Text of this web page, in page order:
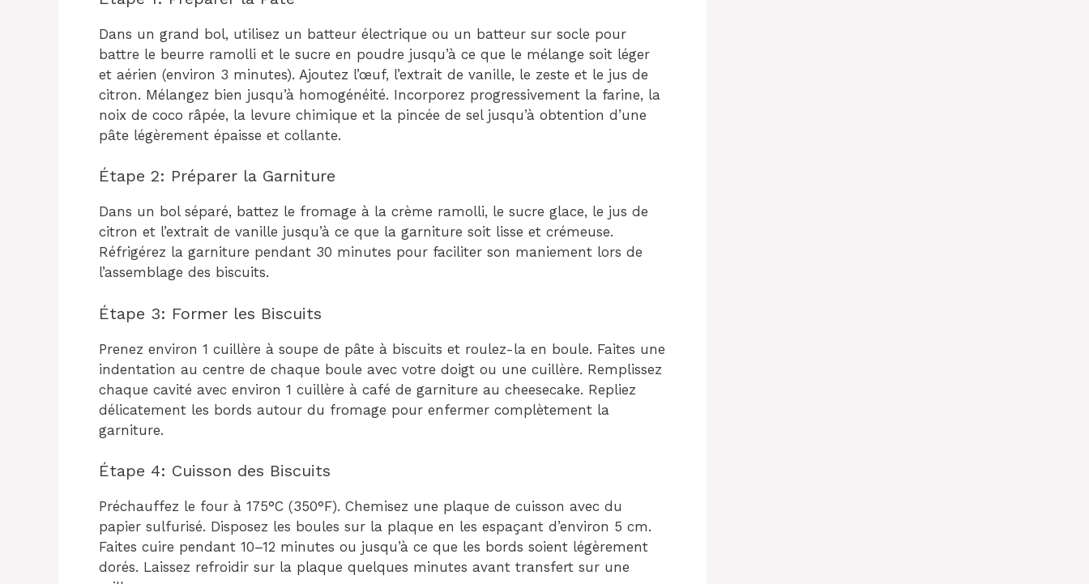
Dans un grand bol, utilisez un batteur électrique ou un batteur sur socle pour
battre le beurre ramolli et le sucre en poudre jusqu’à ce que le mélange soit léger
et aérien (environ 3 minutes). Ajoutez l’œuf, l’extrait de vanille, le zeste et le jus de
citron. Mélangez bien jusqu’à homogénéité. Incorporez progressivement la farine, la
noix de coco râpée, la levure chimique et la pincée de sel jusqu’à obtention d’une
pâte légèrement épaisse et collante.
Étape 2: Préparer la Garniture
Dans un bol séparé, battez le fromage à la crème ramolli, le sucre glace, le jus de
citron et l’extrait de vanille jusqu’à ce que la garniture soit lisse et crémeuse.
Réfrigérez la garniture pendant 30 minutes pour faciliter son maniement lors de
l’assemblage des biscuits.
Étape 3: Former les Biscuits
Prenez environ 1 cuillère à soupe de pâte à biscuits et roulez-la en boule. Faites une
indentation au centre de chaque boule avec votre doigt ou une cuillère. Remplissez
chaque cavité avec environ 1 cuillère à café de garniture au cheesecake. Repliez
délicatement les bords autour du fromage pour enfermer complètement la
garniture.
Étape 4: Cuisson des Biscuits
Préchauffez le four à 175°C (350°F). Chemisez une plaque de cuisson avec du
papier sulfurisé. Disposez les boules sur la plaque en les espaçant d’environ 5 cm.
Faites cuire pendant 10–12 minutes ou jusqu’à ce que les bords soient légèrement
dorés. Laissez refroidir sur la plaque quelques minutes avant transfert sur une